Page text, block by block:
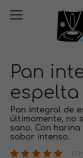
Pan
espelta
Pan integral de
últimamente, no
sano. Con
sabor intenso.